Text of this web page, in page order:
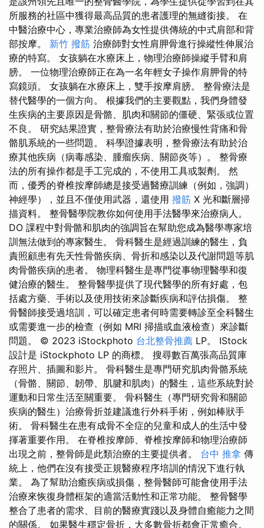
所服務的社區中獲得最高品質的患者護理的無縫銜接。 在
中醫治療中心，專業治療師為女性提供傳統的中式肩部和背
部按摩。 新竹 撥筋 治療師對女性肩胛骨進行操縱性伸展治
療的特寫。 女孩躺在水療床上，物理治療師操縱手臂和肩
膀。 一位物理治療師正在為一名年輕女子操作肩胛骨的特
寫鏡頭。 女孩躺在水療床上，雙手按摩肩膀。 整骨療法是
替代醫學的一個方向。 根據我們的主要觀點，我們身體發
生疾病的主要原因是骨骼、肌肉和關節的僵硬、緊張或位置
不良。 研究結果證實，整骨療法有助於治療慢性背痛和骨
骼肌系統的一些問題。 科學證據表明，整骨療法有助於治
療其他疾病（病毒感染、腫瘤疾病、關節炎等）。 整骨療
法的所有操作都是手工完成的，不使用工具或製劑。 然
而，優秀的脊椎按摩師總是接受過醫療訓練（例如，強調）
神經學），並且不僅使用武器，還使用 撥筋 X 光和斷層掃
描資料。 整骨醫學院教你如何使用手法醫學來治療病人。
DO 課程中對骨骼和肌肉的強調旨在幫助您成為醫學專家培
訓無法做到的專家醫生。 骨科醫生是經過訓練的醫生，負
責照顧患有先天性骨骼疾病、骨折和感染以及代謝問題等肌
肉骨骼疾病的患者。 物理科醫生是專門從事物理醫學和復
健治療的醫生。 整骨醫學提供了現代醫學的所有好處，包
括處方藥、手術以及使用技術來診斷疾病和評估損傷。 整
骨醫師接受過培訓，可以確定患者何時需要轉診至全科醫生
或需要進一步的檢查（例如 MRI 掃描或血液檢查）來診斷
問題。 © 2023 iStockphoto 台北整骨推薦 LP。 IStock
設計是 iStockphoto LP 的商標。 搜尋數百萬張高品質庫
存照片、插圖和影片。 骨科醫生是專門研究肌肉骨骼系統
（骨骼、關節、韌帶、肌腱和肌肉）的醫生，這些系統對於
運動和日常生活至關重要。 骨科醫生（專門研究骨和關節
疾病的醫生）治療骨折並建議進行外科手術，例如棒狀手
術。 骨科醫生在患有成骨不全症的兒童和成人的生活中發
揮著重要作用。 在脊椎按摩師、脊椎按摩師和物理治療師
出現之前，整骨師是此類治療的主要提供者。 台中 推拿 傳
統上，他們在沒有接受正規醫療程序培訓的情況下進行執
業。 為了幫助治癒疾病或損傷，整骨醫師可能會使用手法
治療來恢復身體框架的適當活動性和正常功能。 整骨醫學
整合了患者的需求、目前的醫療實踐以及身體自癒能力之間
的關係。 如果醫生穩定骨折，大多數骨折都會正常癒合。